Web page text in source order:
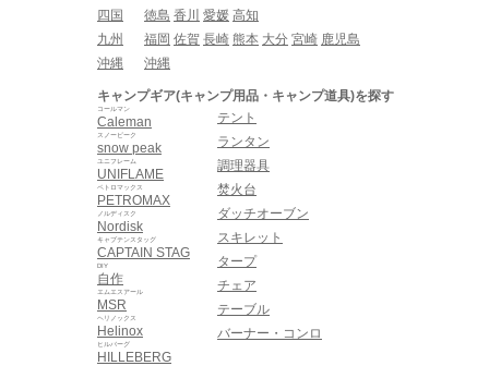
四国
徳島 香川 愛媛 高知
九州
福岡 佐賀 長崎 熊本 大分 宮崎 鹿児島
沖縄
沖縄
キャンプギア(キャンプ用品・キャンプ道具)を探す
Caleman
コールマン
snow peak
スノーピーク
UNIFLAME
ユニフレーム
PETROMAX
ペトロマックス
Nordisk
ノルディスク
CAPTAIN STAG
キャプテンスタッグ
自作
DIY
MSR
エムエスアール
Helinox
ヘリノックス
HILLEBERG
ヒルバーグ
テント
ランタン
調理器具
焚火台
ダッチオーブン
スキレット
タープ
チェア
テーブル
バーナー・コンロ